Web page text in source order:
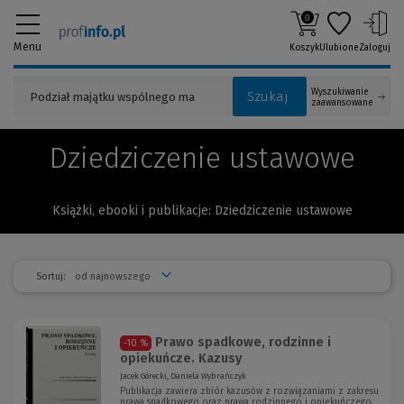
Menu
Szukaj
Wyszukiwanie
zaawansowane
0
KoszykUlubioneZaloguj
Dziedziczenie ustawowe
Książki, ebooki i publikacje: Dziedziczenie ustawowe
Sortuj:
-10 %
Prawo spadkowe, rodzinne i
opiekuńcze. Kazusy
Jacek Górecki, Daniela Wybrańczyk
Publikacja zawiera zbiór kazusów z rozwiązaniami z zakresu